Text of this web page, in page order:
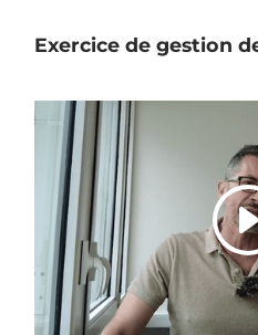
Exercice de gestion